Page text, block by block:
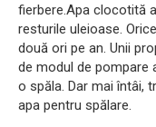
fierbere.Apa clocotită
resturile uleioase.
două ori pe an. Unii
de modul de pompare
o spăla. Dar mai întâi,
apa pentru spălare.